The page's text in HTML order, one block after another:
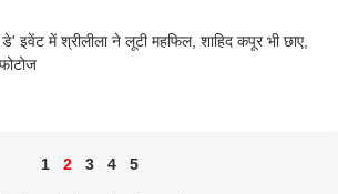
डे' इवेंट में श्रीलीला ने लूटी महफिल, शाहिद कपूर भी छाए,
1 2 3 4 5